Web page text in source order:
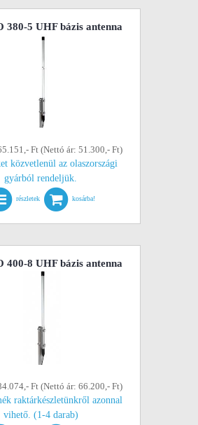
380-5 UHF bázis antenna
Ft (Nettó ár: 51.300,- Ft)
közvetlenül az olaszországi
gyárból rendeljük.
részletek kosárba!
400-8 UHF bázis antenna
Ft (Nettó ár: 66.200,- Ft)
raktárkészletünkről azonnal
vihető. (1-4 darab)